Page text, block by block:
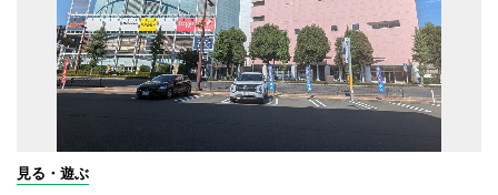
見る・遊ぶ